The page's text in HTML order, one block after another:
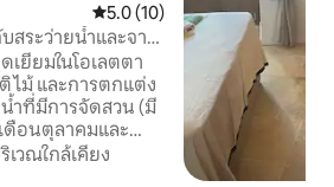
คะแนนเฉลี่ย 5.0 จาก 5, 10 รีวิว
5.0 (10)
สระว่ายน้ำและจา
ยี่ยมในโอเลตตา
ไม้ และการตกแต่ง
น้ำที่มีการจัดสวน (มี
ดือนตุลาคมและ
แจ้ง สนามปิแตงก์
เวณใกล้เคียง